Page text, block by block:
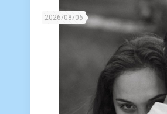
2026/08/06